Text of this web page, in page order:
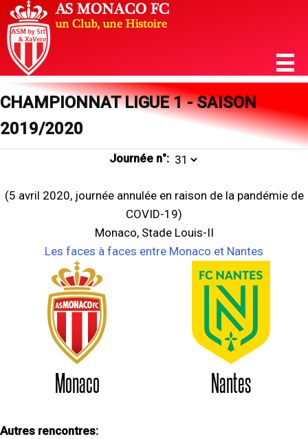
CHAMPIONNAT LIGUE 1 - SAISON
2019/2020
Journée n°:
(5 avril 2020, journée annulée en raison de la pandémie de
COVID-19)
Monaco, Stade Louis-II
Les faces à faces entre Monaco et Nantes
Monaco Nantes
Autres rencontres: